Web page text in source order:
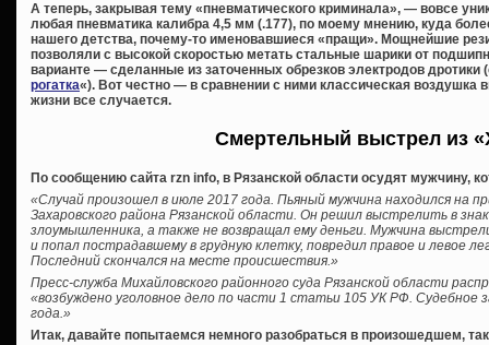
А теперь, закрывая тему «пневматического криминала», — вовсе
любая пневматика калибра 4,5 мм (.177), по моему мнению, куда
нашего детства, почему-то именовавшиеся «пращи». Мощнейшие
позволяли с высокой скоростью метать стальные шарики от
варианте — сделанные из заточенных обрезков электродов дротики
рогатка«). Вот честно — в сравнении с ними классическая воздушка
жизни все случается.
Смертельный выстрел из
По сообщению сайта rzn info, в Рязанской области осудят мужчину,
«Случай произошел в июле 2017 года. Пьяный мужчина находился на
Захаровского района Рязанской области. Он решил выстрелить в
злоумышленника, а также не возвращал ему деньги. Мужчина
и попал пострадавшему в грудную клетку, повредил правое и левое
Последний скончался на месте происшествия.»
Пресс-служба Михайловского районного суда Рязанской области
«возбуждено уголовное дело по части 1 статьи 105 УК РФ. Судебное
года.»
Итак, давайте попытаемся немного разобраться в произошедшем,